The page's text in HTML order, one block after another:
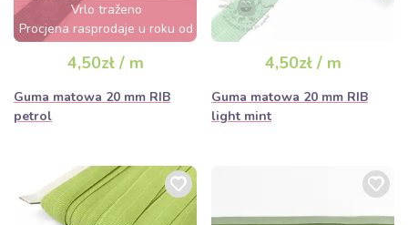
Vrlo traženo
Procjena rasprodaje u roku od
4,50zł / m
Guma matowa 20 mm RIB
petrol
4,50zł / m
Guma matowa 20 mm RIB
light mint